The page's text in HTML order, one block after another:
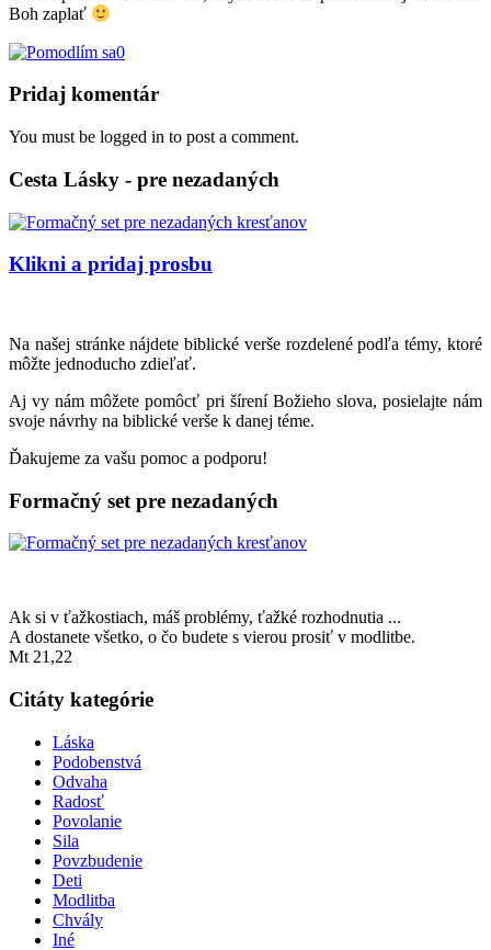
Boh zaplať
0
Pridaj komentár
You must be logged in to post a comment.
Cesta Lásky - pre nezadaných
Klikni a pridaj prosbu
Na našej stránke nájdete biblické verše rozdelené podľa témy, ktoré
môžte jednoducho zdieľať.
Aj vy nám môžete pomôcť pri šírení Božieho slova, posielajte nám
svoje návrhy na biblické verše k danej téme.
Ďakujeme za vašu pomoc a podporu!
Formačný set pre nezadaných
Ak si v ťažkostiach, máš problémy, ťažké rozhodnutia ...
A dostanete všetko, o čo budete s vierou prosiť v modlitbe.
Mt 21,22
Citáty kategórie
Láska
Podobenstvá
Odvaha
Radosť
Povolanie
Sila
Povzbudenie
Deti
Modlitba
Chvály
Iné